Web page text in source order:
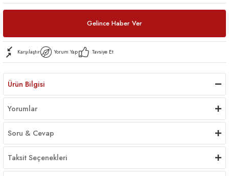
Gelince Haber Ver
Karşılaştır Yorum Yap Tavsiye Et
Ürün Bilgisi
Yorumlar
Soru & Cevap
Taksit Seçenekleri